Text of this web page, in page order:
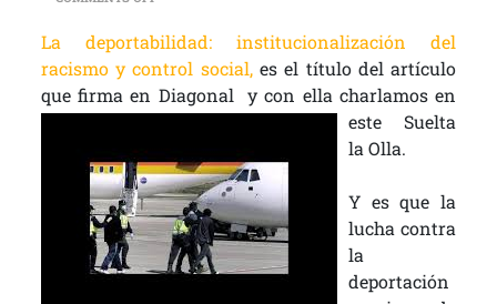
La deportabilidad: institucionalización del
racismo y control social,es el título del artículo
que firma en Diagonal
y con ella charlamos en
este Suelta
la Olla.
Y es que la
lucha contra
la
deportación